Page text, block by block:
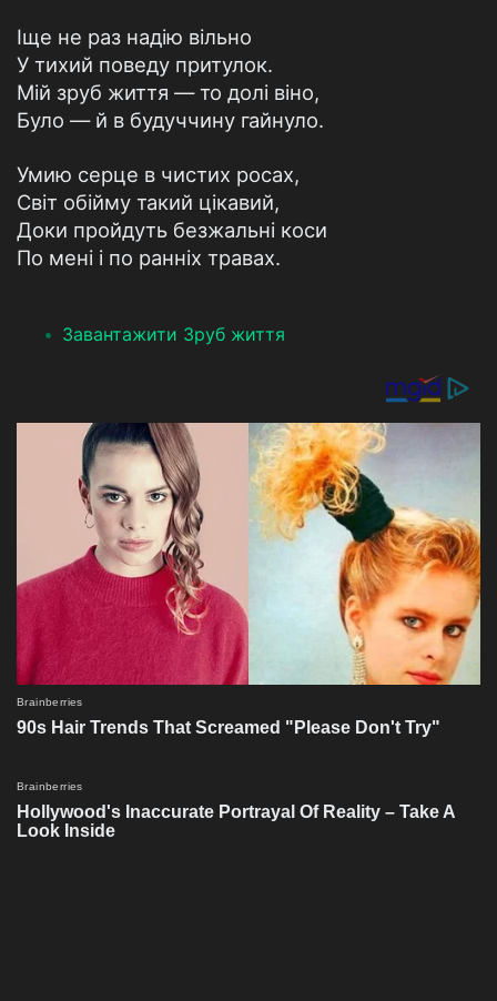
Іще не раз надію вільно
У тихий поведу притулок.
Мій зруб життя — то долі віно,
Було — й в будуччину гайнуло.
Умию серце в чистих росах,
Світ обійму такий цікавий,
Доки пройдуть безжальні коси
По мені і по ранніх травах.
Завантажити Зруб життя